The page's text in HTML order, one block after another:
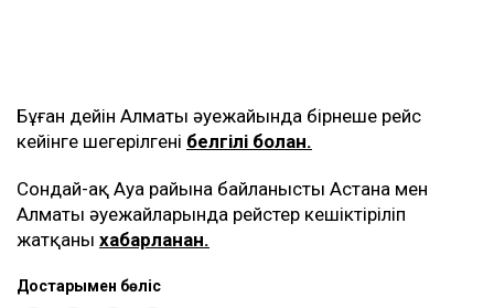
Бұған дейін Алматы әуежайында бірнеше рейс
кейінге шегерілгені белгілі болған.
Сондай-ақ Ауа райына байланысты Астана мен
Алматы әуежайларында рейстер кешіктіріліп
жатқаны хабарланған.
Достарыңмен бөліс